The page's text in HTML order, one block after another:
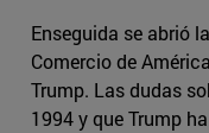
Enseguida se abrió
Comercio de
Trump. Las dudas
1994 y que Trump